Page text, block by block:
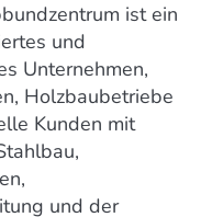
ist ein
und
Unternehmen,
Holzbaubetriebe
Kunden mit
und der